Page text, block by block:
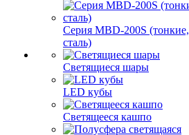
Серия MBD-200S (тонкие,
сталь)
Светящиеся шары
LED кубы
Светящееся кашпо